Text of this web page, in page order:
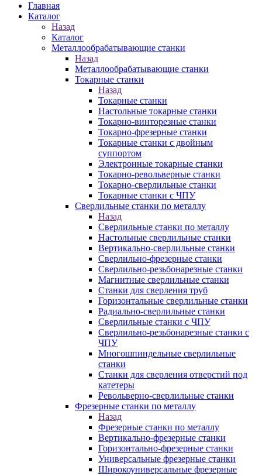
Главная
Каталог
Назад
Каталог
Металлообрабатывающие станки
Назад
Металлообрабатывающие станки
Токарные станки
Назад
Токарные станки
Настольные токарные станки
Токарно-винторезные станки
Токарно-фрезерные станки
Токарные станки с двойным
суппортом
Электронные токарные станки
Токарно-револьверные станки
Токарно-сверлильные станки
Токарные станки с ЧПУ
Сверлильные станки по металлу
Назад
Сверлильные станки по металлу
Настольные сверлильные станки
Вертикально-сверлильные станки
Сверлильно-фрезерные станки
Сверлильно-резьбонарезные станки
Магнитные сверлильные станки
Станки для сверления труб
Горизонтальные сверлильные станки
Радиально-сверлильные станки
Сверлильные станки с ЧПУ
Сверлильно-резьбонарезные станки с
ЧПУ
Многошпиндельные сверлильные
станки
Станки для сверления отверстий под
катетеры
Револьверно-сверлильные станки
Фрезерные станки по металлу
Назад
Фрезерные станки по металлу
Вертикально-фрезерные станки
Горизонтально-фрезерные станки
Универсальные фрезерные станки
Широкоуниверсальные фрезерные